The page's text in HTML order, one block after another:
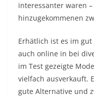
interessanter waren
hinzugekommenen
Erhätlich ist es im
auch online in bei
im Test gezeigte
vielfach ausverkauft.
gute Alternative und